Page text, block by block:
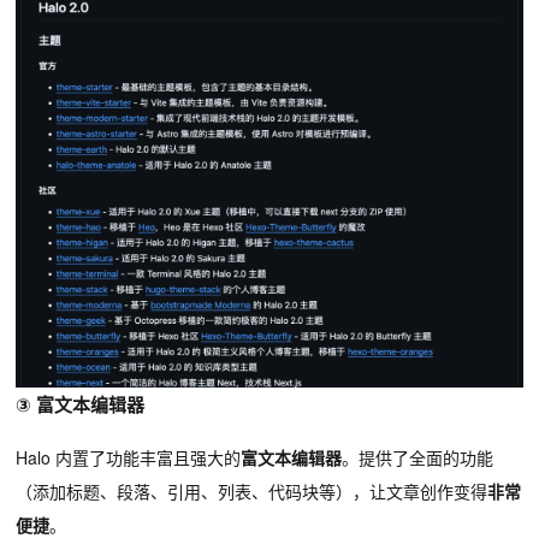
③ 富文本编辑器
Halo 内置了功能丰富且强大的富文本编辑器。提供了全面的功能
（添加标题、段落、引用、列表、代码块等），让文章创作变得非常
便捷。